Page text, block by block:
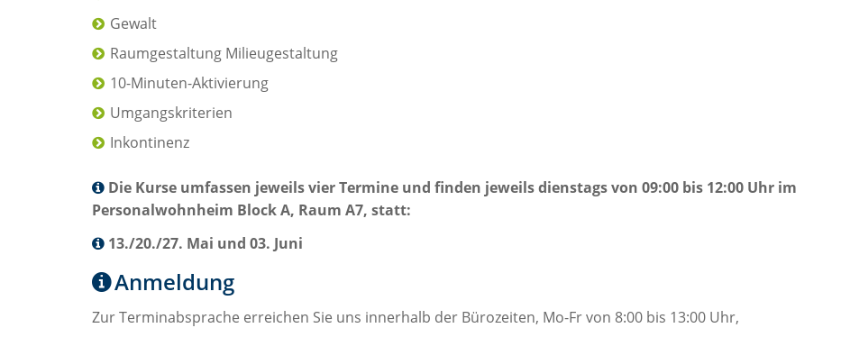
Gewalt
Raumgestaltung Milieugestaltung
10-Minuten-Aktivierung
Umgangskriterien
Inkontinenz
Die Kurse umfassen jeweils vier Termine und finden jeweils dienstags von 09:00 bis 12:00 Uhr im
Personalwohnheim Block A, Raum A7, statt:
13./20./27. Mai und 03. Juni
Anmeldung
Zur Terminabsprache erreichen Sie uns innerhalb der Bürozeiten, Mo-Fr von 8:00 bis 13:00 Uhr,